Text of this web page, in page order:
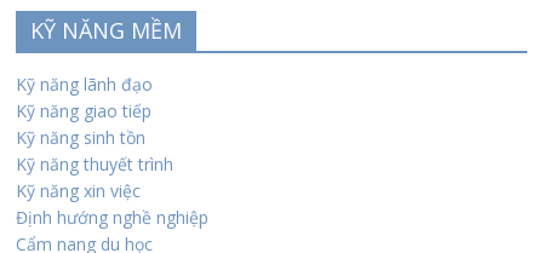
KỸ NĂNG MỀM
Kỹ năng lãnh đạo
Kỹ năng giao tiếp
Kỹ năng sinh tồn
Kỹ năng thuyết trình
Kỹ năng xin việc
Định hướng nghề nghiệp
Cẩm nang du học